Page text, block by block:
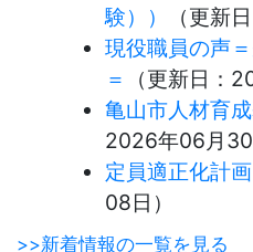
験））
（更新日
現役職員の声
＝
（更新日：
亀山市人材育
2026年06月
定員適正化計画
08日 ）
>>新着情報の一覧を見る